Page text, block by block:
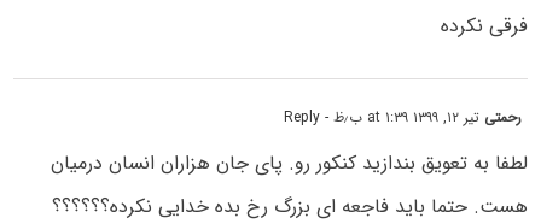
فرقی نکرده
رحمتی تیر ۱۲, ۱۳۹۹ at ۱:۳۹ ب٫ظ - Reply
لطفا به تعویق بندازید کنکور رو. پای جان هزاران انسان درمیان
هست. حتما باید فاجعه ای بزرگ رخ بده خدایی نکرده؟؟؟؟؟؟